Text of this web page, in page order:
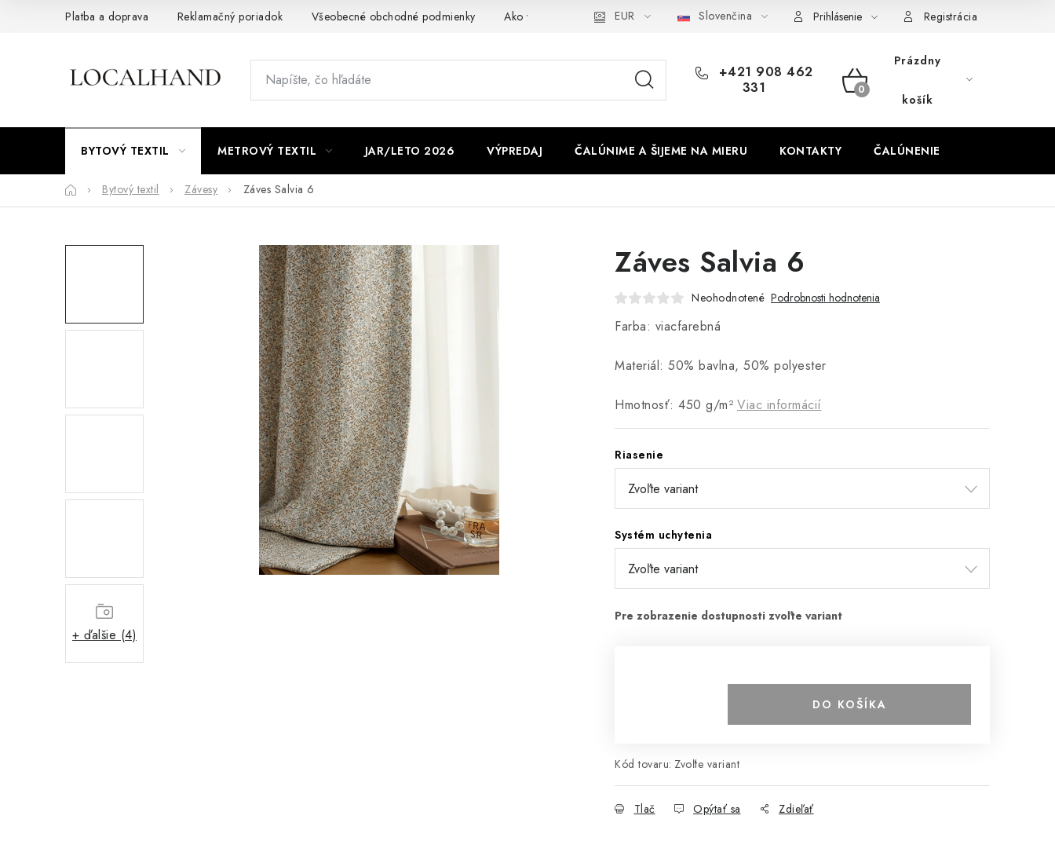
Platba a doprava Reklamačný poriadok Všeobecné obchodné podmienky Ako využíváme cookies Ochrana osobných údajov Odstúpenie od zmluvy
EUR Slovenčina Prihlásenie Registrácia
+421 908 462
331
NÁKUPNÝ
Prázdny
košík
BYTOVÝ TEXTIL METROVÝ TEXTIL JAR/LETO 2026 VÝPREDAJ ČALÚNIME A ŠIJEME NA MIERU KONTAKTY ČALÚNENIE
DomovBytový textil Závesy Záves Salvia 6
+ ďalšie (4)
Záves Salvia 6
Neohodnotené Podrobnosti hodnotenia
Farba: viacfarebná
Materiál: 50% bavlna, 50% polyester
Hmotnosť: 450 g/m² Viac informácií
Riasenie
Systém uchytenia
DO KOŠÍKA
Kód tovaru: Zvoľte variant
Tlač Opýtať sa Zdieľať